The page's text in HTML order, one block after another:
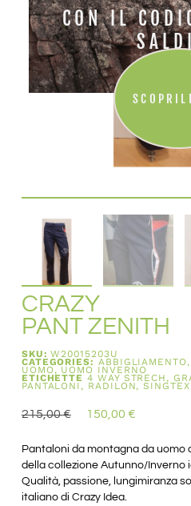
CRAZY
PANT ZENITH
SKU:W20015203U
CATEGORIES: ABBIGLIAMENTO ,
UOMO , UOMO INVERNO
ETICHETTE 4 WAY STRECH ,
PANTALONI , RADILON,SINGTEX
215,00€ 150,00 €
Pantaloni da montagna da uomo
della collezione Autunno/Inverno
Qualità, passione, lungimiranza
italiano di Crazy Idea.
CON IL